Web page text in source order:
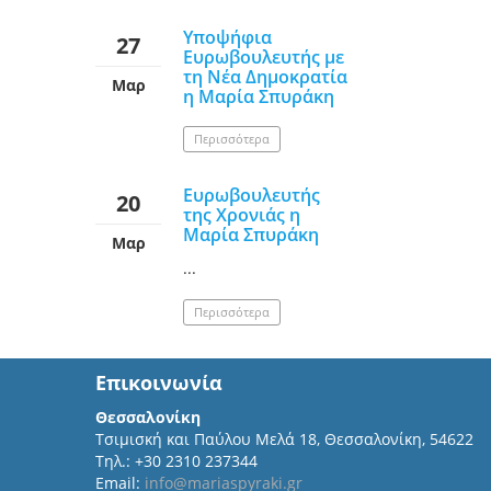
27
Μαρ
Υποψήφια
Ευρωβουλευτής με
τη Νέα Δημοκρατία
η Μαρία Σπυράκη
Περισσότερα
20
Μαρ
Ευρωβουλευτής
της Χρονιάς η
Μαρία Σπυράκη
...
Περισσότερα
Επικοινωνία
Θεσσαλονίκη
Τσιμισκή και Παύλου Μελά 18, Θεσσαλονίκη, 54622
Τηλ.: +30 2310 237344
Email: info@mariaspyraki.gr